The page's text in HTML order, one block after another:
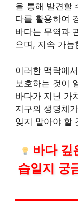
을 통해 발견할
다를 활용하여
바다는 무역과
으며, 지속 가
이러한 맥락에
보호하는 것이
바다가 지닌 가
지구의 생명체
잊지 말아야 할
바다 깊
습일지 궁